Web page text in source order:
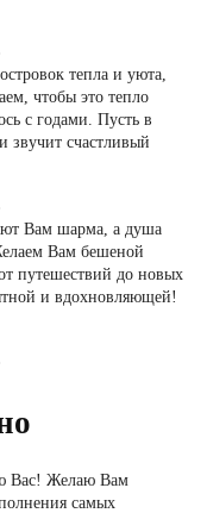
тепла и уюта,
чтобы это тепло
с годами. Пусть в
звучит счастливый
Вам шарма, а душа
Вам бешеной
путешествий до новых
и вдохновляющей!
Вас! Желаю Вам
самых